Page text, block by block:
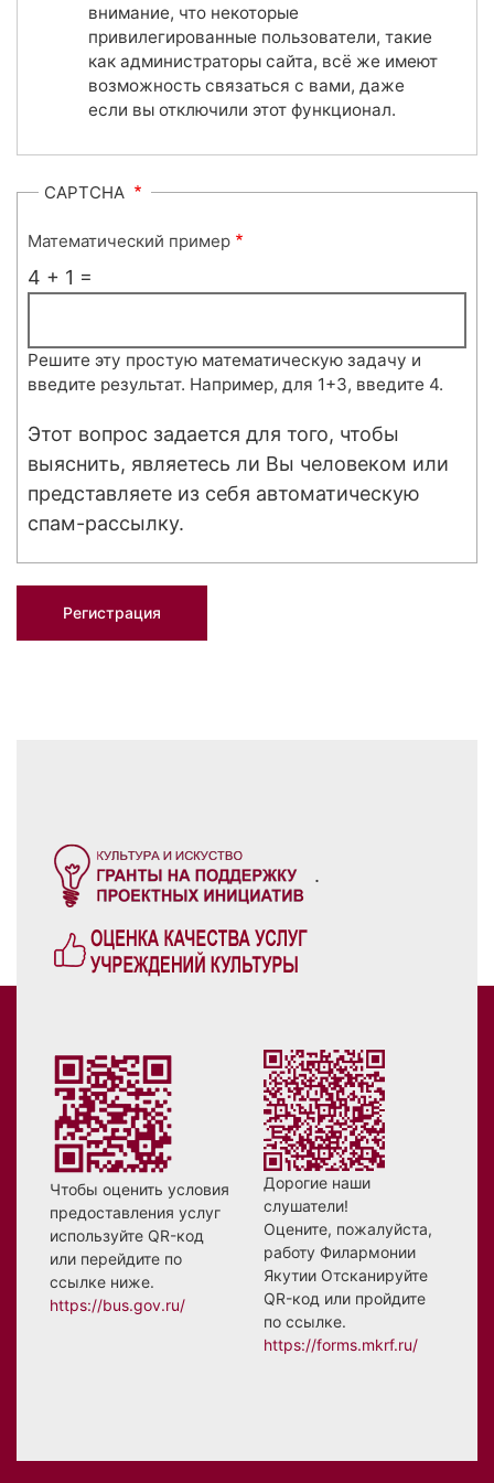
внимание, что некоторые
привилегированные пользователи, такие
как администраторы сайта, всё же имеют
возможность связаться с вами, даже
если вы отключили этот функционал.
CAPTCHA
Математический пример
4 + 1 =
Решите эту простую математическую задачу и
введите результат. Например, для 1+3, введите 4.
Этот вопрос задается для того, чтобы
выяснить, являетесь ли Вы человеком или
представляете из себя автоматическую
спам-рассылку.
.
Чтобы оценить условия
предоставления услуг
используйте QR-код
или перейдите по
ссылке ниже.
https://bus.gov.ru/
Дорогие наши
слушатели!
Оцените, пожалуйста,
работу Филармонии
Якутии Отсканируйте
QR-код или пройдите
по ссылке.
https://forms.mkrf.ru/